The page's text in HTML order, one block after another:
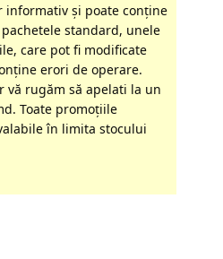
informativ şi poate conţine
standard, unele
care pot fi modificate
erori de operare.
vă rugăm să apelati la un
Toate promoţiile
în limita stocului